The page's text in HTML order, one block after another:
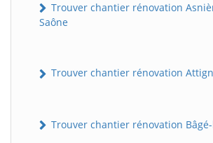
Trouver chantier rénovation
Saône
Trouver chantier rénovation
Trouver chantier rénovation